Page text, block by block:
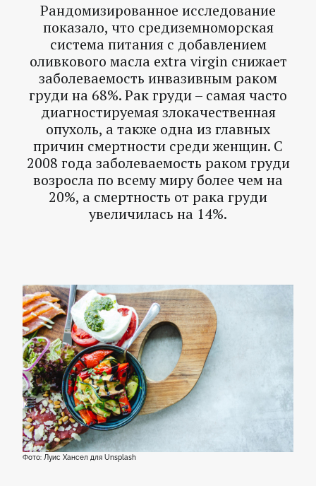
Рандомизированное исследование
показало, что средиземноморская
система питания с добавлением
оливкового масла extra virgin снижает
заболеваемость инвазивным раком
груди на 68%.Рак груди – самая часто
диагностируемая злокачественная
опухоль, а также одна из главных
причин смертности среди женщин. С
2008 года заболеваемость раком груди
возросла по всему миру более чем на
20%, а смертность от рака груди
увеличилась на 14%.
Фото: Луис Хансел для Unsplash